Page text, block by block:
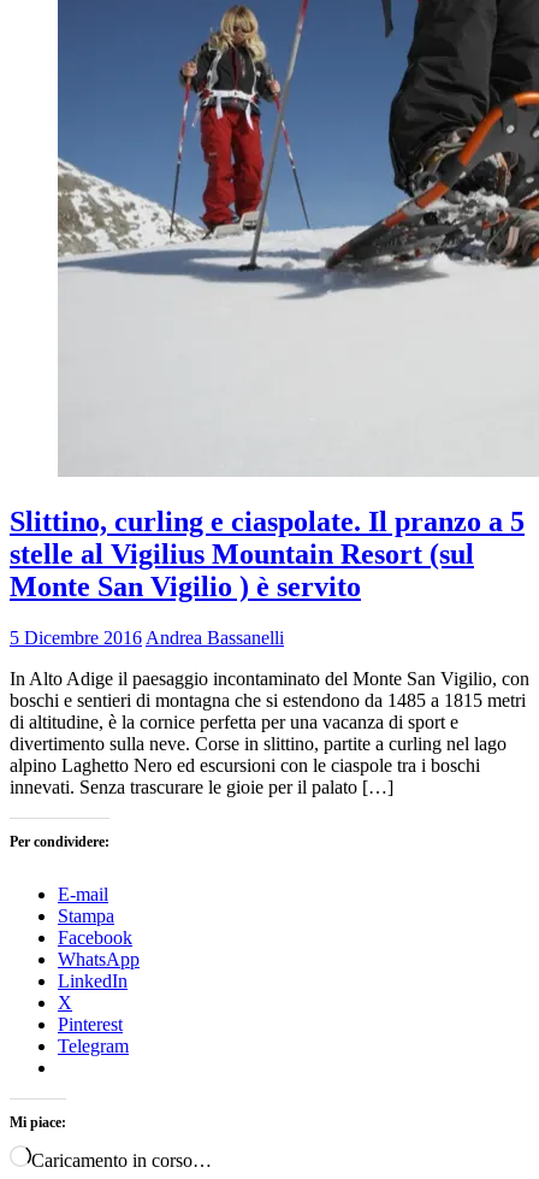
Slittino, curling e ciaspolate. Il pranzo a 5
stelle al Vigilius Mountain Resort (sul
Monte San Vigilio ) è servito
5 Dicembre 2016 Andrea Bassanelli
In Alto Adige il paesaggio incontaminato del Monte San Vigilio, con
boschi e sentieri di montagna che si estendono da 1485 a 1815 metri
di altitudine, è la cornice perfetta per una vacanza di sport e
divertimento sulla neve. Corse in slittino, partite a curling nel lago
alpino Laghetto Nero ed escursioni con le ciaspole tra i boschi
innevati. Senza trascurare le gioie per il palato […]
Per condividere:
E-mail
Stampa
Facebook
WhatsApp
LinkedIn
X
Pinterest
Telegram
Mi piace:
Caricamento in corso…